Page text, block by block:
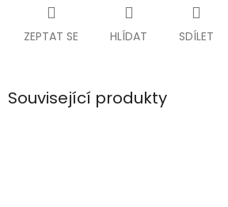
ZEPTAT SE HLÍDAT SDÍLET
Související produkty